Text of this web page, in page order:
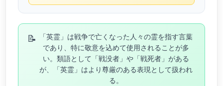
📝
「英霊」は戦争で亡くなった人々の霊を指す言葉
であり、特に敬意を込めて使用されることが多
い。類語として「戦没者」や「戦死者」がある
が、「英霊」はより尊厳のある表現として扱われ
る。